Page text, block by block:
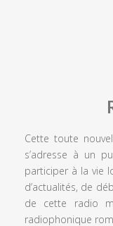
Cette toute
s’adresse à un
participer à la vie
d’actualités, de
de cette radio
radiophonique